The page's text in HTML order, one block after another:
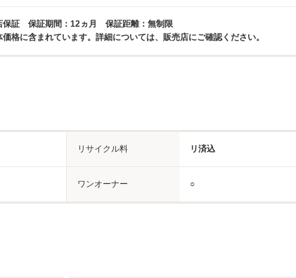
保証 保証期間：12ヵ月 保証距離：無制限
格に含まれています。詳細については、販売店にご確認ください。
リサイクル料 リ済込
ワンオーナー ○